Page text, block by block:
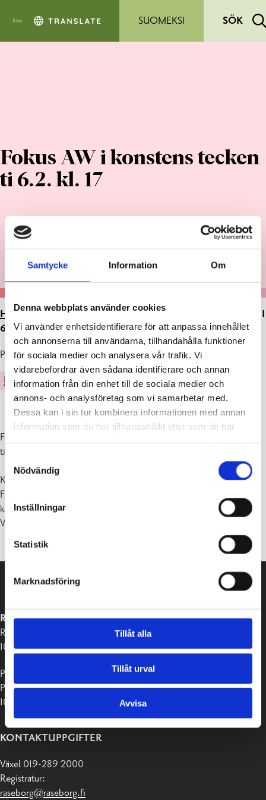
Samtycke Information Om
Denna webbplats använder cookies
Vi använder enhetsidentifierare för att anpassa innehållet
och annonserna till användarna, tillhandahålla funktioner
för sociala medier och analysera vår trafik. Vi
vidarebefordrar även sådana identifierare och annan
information från din enhet till de sociala medier och
annons- och analysföretag som vi samarbetar med.
Dessa kan i sin tur kombinera informationen med annan
information som du har tillhandahållit eller som de har
Nödvändig
Inställningar
Statistik
Marknadsföring
Tillåt alla
Tillåt urval
Avvisa
SUOMEKSI
SÖK
Fokus AW i konstens tecken
ti 6.2. kl. 17
HEM>ARTIKLAR>FOKUS AW I KONSTENS TECKEN TI
6.2. KL. 17
Publicerad : 31.01.2024
KULTUR
Fokus after work i konstens tecken med konstnär Tuuli Autio på
tisdag 6.2. kl. 17 i aulan.
Kulturplanerare Sirpa Huusko samtalar med konstnär Tuuli Autio.
Fika & Fokus har öppet och du har möjlighet att köpa en kopp god
kaffe och mingla med andra konstvänner.
Välkommen!
RASEBORGS STAD
Raseborgsvägen 37
10650 Ekenäs
Postadress:
PB 58
10611 Raseborg
KONTAKTUPPGIFTER
Växel 019-289 2000
Registratur:
raseborg@raseborg.fi